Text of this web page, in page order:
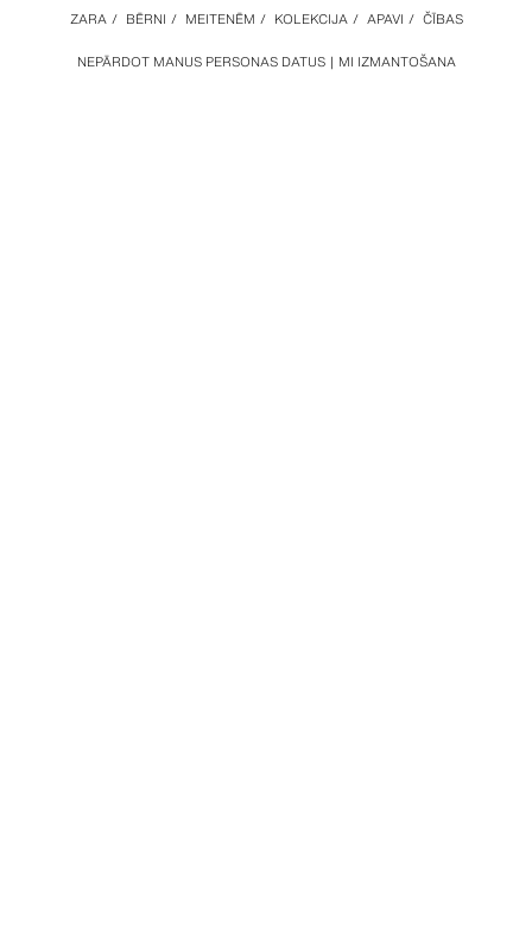
NEPĀRDOT MANUS PERSONAS DATUS MI IZMANTOŠANA
ZARA / BĒRNI / MEITENĒM / KOLEKCIJA / APAVI / ČĪBAS